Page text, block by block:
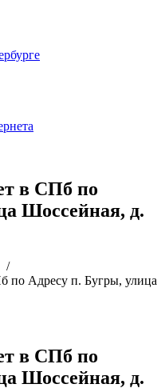
в СПб по
Шоссейная, д.
/
по Адресу п. Бугры, улица
в СПб по
Шоссейная, д.